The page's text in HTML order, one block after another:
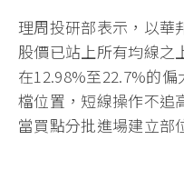
理周投研部表示，以華
股價已站上所有均線之
在12.98%至22.7%的
檔位置，短線操作不追
當買點分批進場建立部